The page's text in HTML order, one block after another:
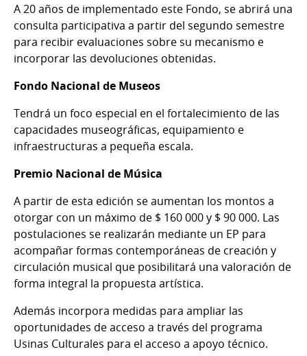
A 20 años de implementado este Fondo, se abrirá una
consulta participativa a partir del segundo semestre
para recibir evaluaciones sobre su mecanismo e
incorporar las devoluciones obtenidas.
Fondo Nacional de Museos
Tendrá un foco especial en el fortalecimiento de las
capacidades museográficas, equipamiento e
infraestructuras a pequeña escala.
Premio Nacional de Música
A partir de esta edición se aumentan los montos a
otorgar con un máximo de $ 160 000 y $ 90 000. Las
postulaciones se realizarán mediante un EP para
acompañar formas contemporáneas de creación y
circulación musical que posibilitará una valoración de
forma integral la propuesta artística.
Además incorpora medidas para ampliar las
oportunidades de acceso a través del programa
Usinas Culturales para el acceso a apoyo técnico.